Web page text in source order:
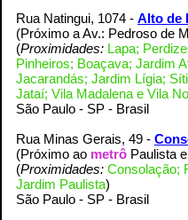
Rua Natingui, 1074 - Alto de
(Próximo a Av.: Pedroso de
(Proximidades: Lapa;
Pinheiros; Boaçava; Jardim
Jacarandás; Jardim Lígia;
Jataí; Vila Madalena e Vila
São Paulo - SP - Brasil
Rua Minas Gerais, 49 -
(Próximo ao metrô Paulista
(Proximidades: Consolação;
Jardim Paulista)
São Paulo - SP - Brasil